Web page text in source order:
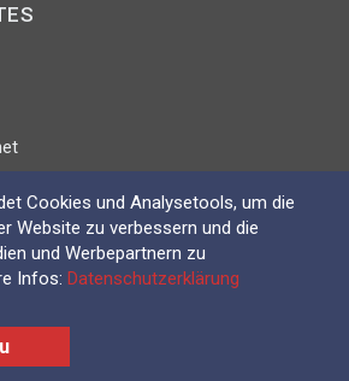
2026
Cookies und Analysetools, um die
Website zu verbessern und die
und Werbepartnern zu
Infos:Datenschutzerklärung